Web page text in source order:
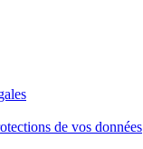
de vos données